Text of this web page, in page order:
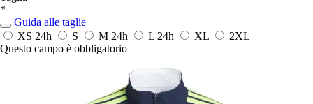
*
Guida alle taglie
XS 24h S M 24h L 24h XL
2XL
Questo campo è obbligatorio